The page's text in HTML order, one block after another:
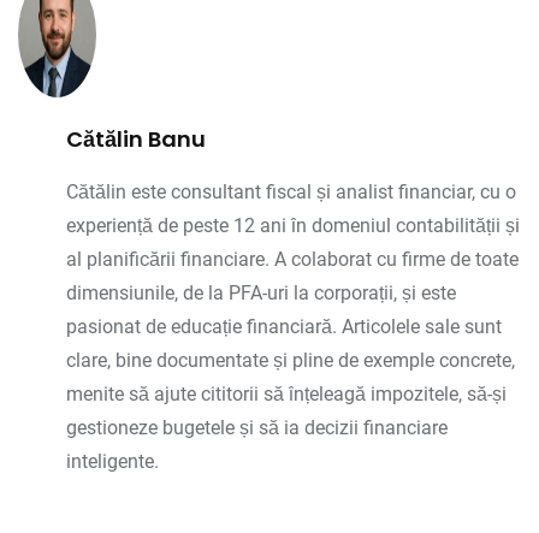
Cătălin Banu
Cătălin este consultant fiscal și analist financiar, cu o
experiență de peste 12 ani în domeniul contabilității și
al planificării financiare. A colaborat cu firme de toate
dimensiunile, de la PFA-uri la corporații, și este
pasionat de educație financiară. Articolele sale sunt
clare, bine documentate și pline de exemple concrete,
menite să ajute cititorii să înțeleagă impozitele, să-și
gestioneze bugetele și să ia decizii financiare
inteligente.